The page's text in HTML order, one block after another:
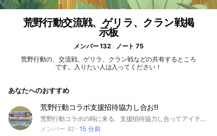
荒野行動交流戦、ゲリラ、クラン戦掲
示板
メンバー 132
ノート 75
荒野行動の、交流戦、ゲリラ、クラン戦などの共有するところ
です。入りたい人は入ってください！
あなたへのおすすめ
荒野行動コラボ支援招待協力し合お‼️
荒野行動コラボの時に来る、支援招待協力し合ってアイテム手に入れれる用に協力し合うオープンチャットです
メンバー 82
15 分前